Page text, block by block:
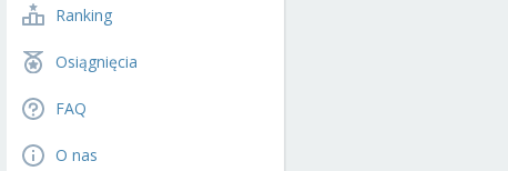
Ranking
Osiągnięcia
FAQ
O nas